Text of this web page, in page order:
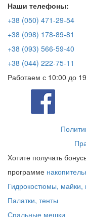
Наши телефоны:
+38 (050) 471-29-54
+38 (098) 178-89-81
+38 (093) 566-59-40
+38 (044) 222-75-11
Работаем с 10:00 до
Хотите получать
программе
Гидрокостюмы, майки,
Палатки, тенты
Спальные мешки